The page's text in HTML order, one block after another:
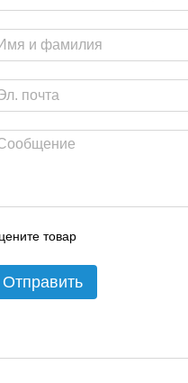
товар
Отправить